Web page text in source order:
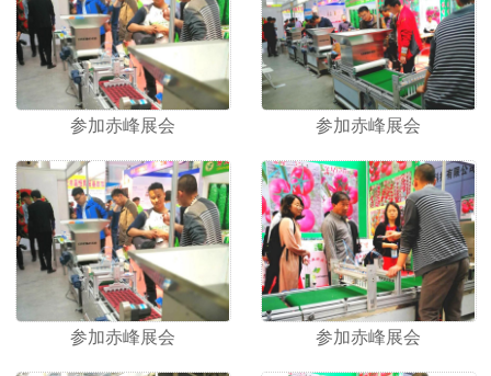
命，降低产品成本，所开发的产品赢得了用户的好 评。
凯迈瑞愿与广大经销商和农民朋友一起，真诚合作，共
创美好未来！
参加赤峰展会 参加赤峰展会
参加赤峰展会 参加赤峰展会